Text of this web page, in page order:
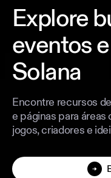
Explore
eventos
Solana
Encontre recursos
e páginas para
jogos, criadores e